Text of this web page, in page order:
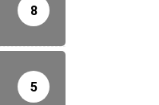
8
5